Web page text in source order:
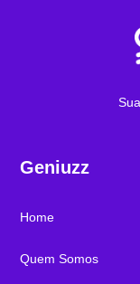
Geniuzz
Home
Quem Somos